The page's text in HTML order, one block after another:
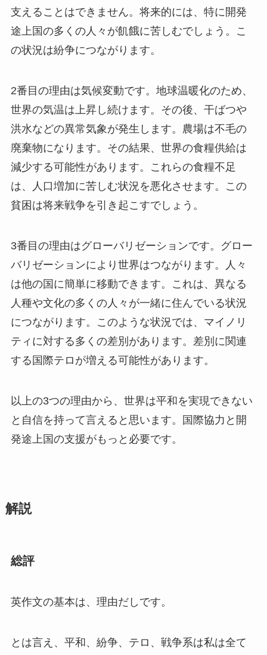
支えることはできません。将来的には、特に開発
途上国の多くの人々が飢餓に苦しむでしょう。こ
の状況は紛争につながります。
2番目の理由は気候変動です。地球温暖化のため、
世界の気温は上昇し続けます。その後、干ばつや
洪水などの異常気象が発生します。農場は不毛の
廃棄物になります。その結果、世界の食糧供給は
減少する可能性があります。これらの食糧不足
は、人口増加に苦しむ状況を悪化させます。この
貧困は将来戦争を引き起こすでしょう。
3番目の理由はグローバリゼーションです。グロー
バリゼーションにより世界はつながります。人々
は他の国に簡単に移動できます。これは、異なる
人種や文化の多くの人々が一緒に住んでいる状況
につながります。このような状況では、マイノリ
ティに対する多くの差別があります。差別に関連
する国際テロが増える可能性があります。
以上の3つの理由から、世界は平和を実現できない
と自信を持って言えると思います。国際協力と開
発途上国の支援がもっと必要です。
解説
総評
英作文の基本は、理由だしです。
とは言え、平和、紛争、テロ、戦争系は私は全て